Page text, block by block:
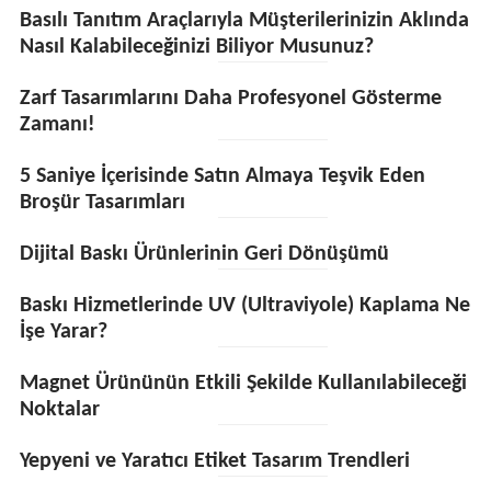
Basılı Tanıtım Araçlarıyla Müşterilerinizin Aklında
Nasıl Kalabileceğinizi Biliyor Musunuz?
Zarf Tasarımlarını Daha Profesyonel Gösterme
Zamanı!
5 Saniye İçerisinde Satın Almaya Teşvik Eden
Broşür Tasarımları
Dijital Baskı Ürünlerinin Geri Dönüşümü
Baskı Hizmetlerinde UV (Ultraviyole) Kaplama Ne
İşe Yarar?
Magnet Ürününün Etkili Şekilde Kullanılabileceği
Noktalar
Yepyeni ve Yaratıcı Etiket Tasarım Trendleri